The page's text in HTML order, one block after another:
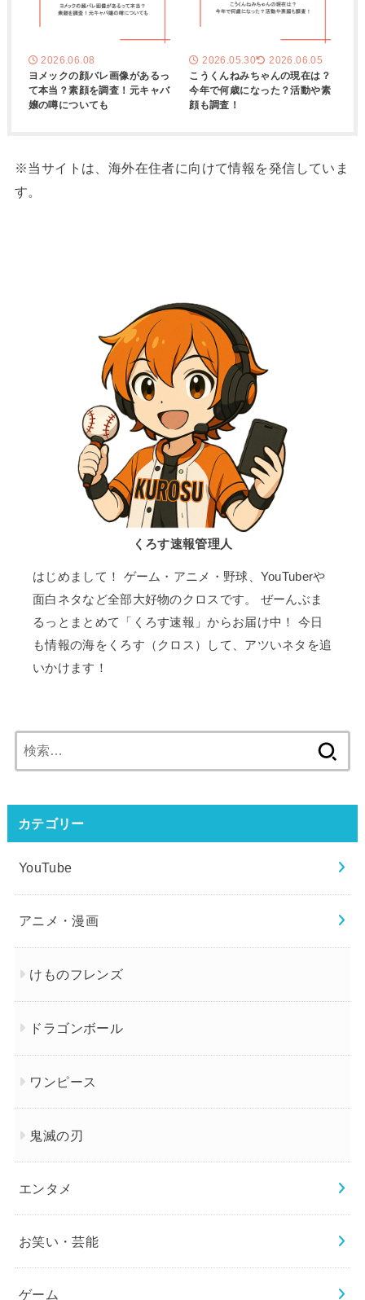
2026.06.08
ヨメックの顔バレ画像があるっ
て本当？素顔を調査！元キャバ
嬢の噂についても
2026.05.30 2026.06.05
こうくんねみちゃんの現在は？
今年で何歳になった？活動や素
顔も調査！
※当サイトは、海外在住者に向けて情報を発信していま
す。
くろす速報管理人
はじめまして！ ゲーム・アニメ・野球、YouTuberや
面白ネタなど全部大好物のクロスです。 ぜーんぶま
るっとまとめて「くろす速報」からお届け中！ 今日
も情報の海をくろす（クロス）して、アツいネタを追
いかけます！
索:
カテゴリー
YouTube
アニメ・漫画
けものフレンズ
ドラゴンボール
ワンピース
鬼滅の刃
エンタメ
お笑い・芸能
ゲーム